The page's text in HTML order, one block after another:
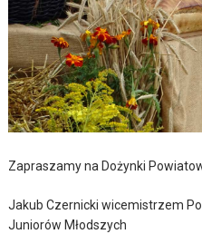
Zapraszamy na Dożynki
Jakub Czernicki wicemistrzem
Juniorów Młodszych